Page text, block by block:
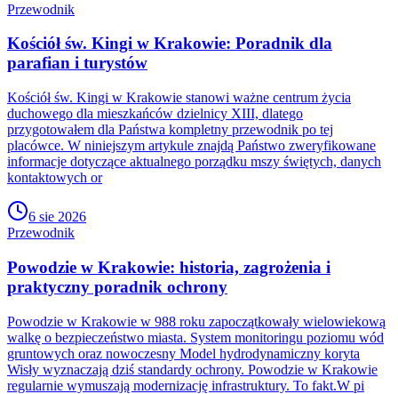
Przewodnik
Kościół św. Kingi w Krakowie: Poradnik dla
parafian i turystów
Kościół św. Kingi w Krakowie stanowi ważne centrum życia
duchowego dla mieszkańców dzielnicy XIII, dlatego
przygotowałem dla Państwa kompletny przewodnik po tej
placówce. W niniejszym artykule znajdą Państwo zweryfikowane
informacje dotyczące aktualnego porządku mszy świętych, danych
kontaktowych or
6 sie 2026
Przewodnik
Powodzie w Krakowie: historia, zagrożenia i
praktyczny poradnik ochrony
Powodzie w Krakowie w 988 roku zapoczątkowały wielowiekową
walkę o bezpieczeństwo miasta. System monitoringu poziomu wód
gruntowych oraz nowoczesny Model hydrodynamiczny koryta
Wisły wyznaczają dziś standardy ochrony. Powodzie w Krakowie
regularnie wymuszają modernizację infrastruktury. To fakt.W pi